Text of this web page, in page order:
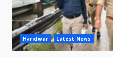
Haridwar Latest News